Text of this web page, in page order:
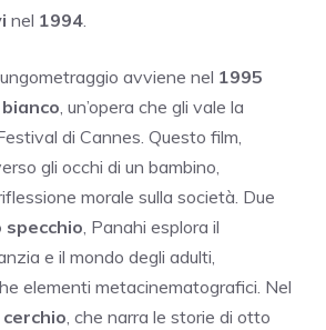
nel 1994.
avviene nel 1995
, un’opera che gli vale la
di Cannes. Questo film,
gli occhi di un bambino,
morale sulla società. Due
specchio, Panahi esplora il
e il mondo degli adulti,
elementi metacinematografici. Nel
cerchio, che narra le storie di otto